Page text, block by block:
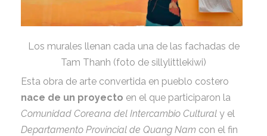
Los murales llenan cada una de las fachadas de
Tam Thanh (foto de sillylittlekiwi)
Esta obra de arte convertida en pueblo costero
nace de un proyecto en el que participaron la
Comunidad Coreana del Intercambio Cultural y el
Departamento Provincial de Quang Nam con el fin